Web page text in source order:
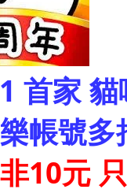
首家貓
帳號多
10元